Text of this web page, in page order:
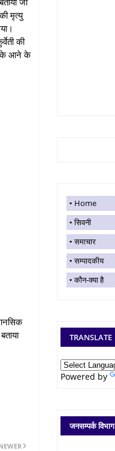
मृत्यु
की
के आने के
Home
सिवनी
समाचार
सम्पादकीय
कौन-क्या है
TRANSLATE
Powered by
जनसम्पर्क विभाग